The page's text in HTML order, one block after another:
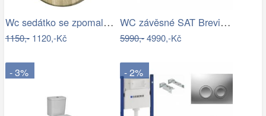
Wc sedátko se zpomalovacím mechanismem…
1150,-1120,-Kč
WC závěsné SAT Brevis včetně prkénka…
5990,-4990,-Kč
- 3% - 2%